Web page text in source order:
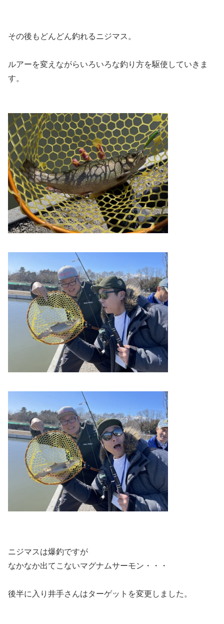
その後もどんどん釣れるニジマス。
ルアーを変えながらいろいろな釣り方を駆使していきま
す。
ニジマスは爆釣ですが
なかなか出てこないマグナムサーモン・・・
後半に入り井手さんはターゲットを変更しました。